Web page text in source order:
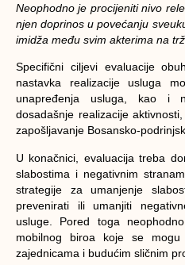
Neophodno je procijeniti nivo
njen doprinos u povećanju
imidža među svim akterima na
Specifični ciljevi evaluacije
nastavka realizacije usluga
unapređenja usluga, kao i
dosadašnje realizacije
zapošljavanje Bosansko-
U konačnici, evaluacija treba
slabostima i negativnim
strategije za umanjenje
prevenirati ili umanjiti
usluge. Pored toga
mobilnog biroa koje se
zajednicama i budućim sličnim